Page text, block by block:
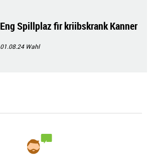
Eng Spillplaz fir kriibskrank Kanner
01.08.24 Wahl